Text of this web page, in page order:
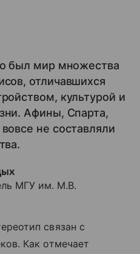
был мир множества
отличавшихся
культурой и
Афины, Спарта,
не составляли
МГУ им. М.В.
связан с
Как отмечает